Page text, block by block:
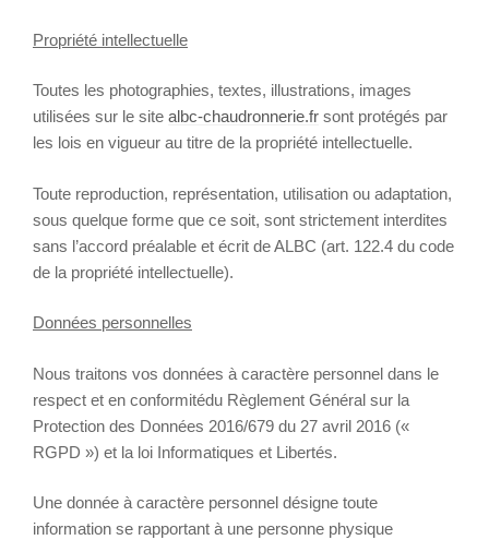
Propriété intellectuelle
Toutes les photographies, textes, illustrations, images
utilisées sur le site albc-chaudronnerie.fr sont protégés par
les lois en vigueur au titre de la propriété intellectuelle.
Toute reproduction, représentation, utilisation ou adaptation,
sous quelque forme que ce soit, sont strictement interdites
sans l’accord préalable et écrit de ALBC (art. 122.4 du code
de la propriété intellectuelle).
Données personnelles
Nous traitons vos données à caractère personnel dans le
respect et en conformitédu Règlement Général sur la
Protection des Données 2016/679 du 27 avril 2016 («
RGPD ») et la loi Informatiques et Libertés.
Une donnée à caractère personnel désigne toute
information se rapportant à une personne physique